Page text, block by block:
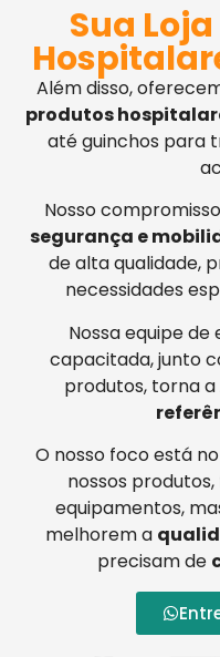
Sua
Além disso,
produtos
até guinchos para
Nosso
segurança e
de alta qualidade,
necessidades
Nossa equipe
capacitada, junto
produtos, torna a
O nosso foco está no
nossos
equipamentos,
melhorem a
precisam de